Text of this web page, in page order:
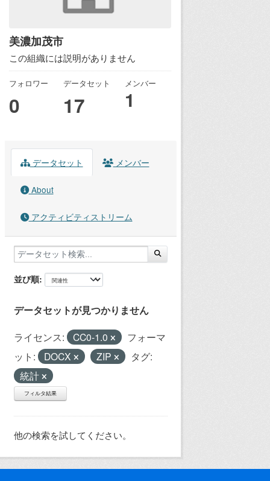
美濃加茂市
この組織には説明がありません
フォロワー
0
データセット
17
メンバー
1
データセット メンバー
About
アクティビティストリーム
並び順
データセットが見つかりません
ライセンス: CC0-1.0
フォーマ
ット:
DOCX ZIP
タグ:
統計
フィルタ結果
他の検索を試してください。